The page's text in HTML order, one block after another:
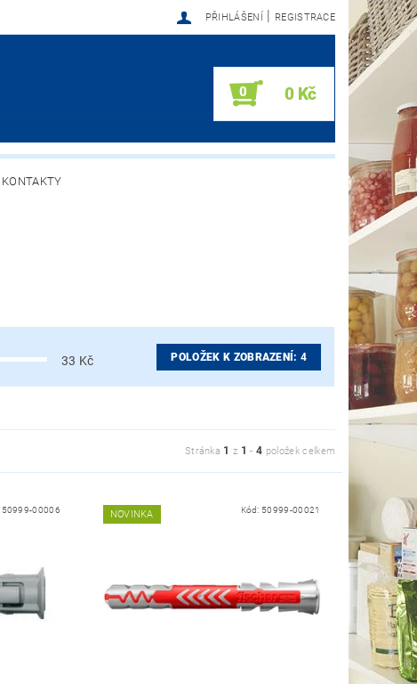
PŘIHLÁŠENÍ | REGISTRACE
0 0 Kč
KONTAKTY
33 Kč POLOŽEK K ZOBRAZENÍ:4
Stránka 1 z 1 -4 položek celkem
50999-00006 NOVINKA Kód: 50999-00021